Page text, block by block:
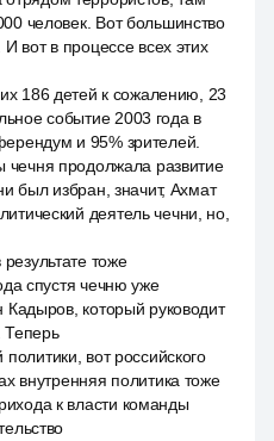
человек. Вот большинство
вот в процессе всех этих
186 детей к сожалению, 23
событие 2003 года в
и 95% зрителей.
чечня продолжала развитие
был избран, значит, Ахмат
деятель чечни, но,
тоже
спустя чечню уже
Кадыров, который руководит
Теперь
вот российского
внутренняя политика тоже
к власти команды